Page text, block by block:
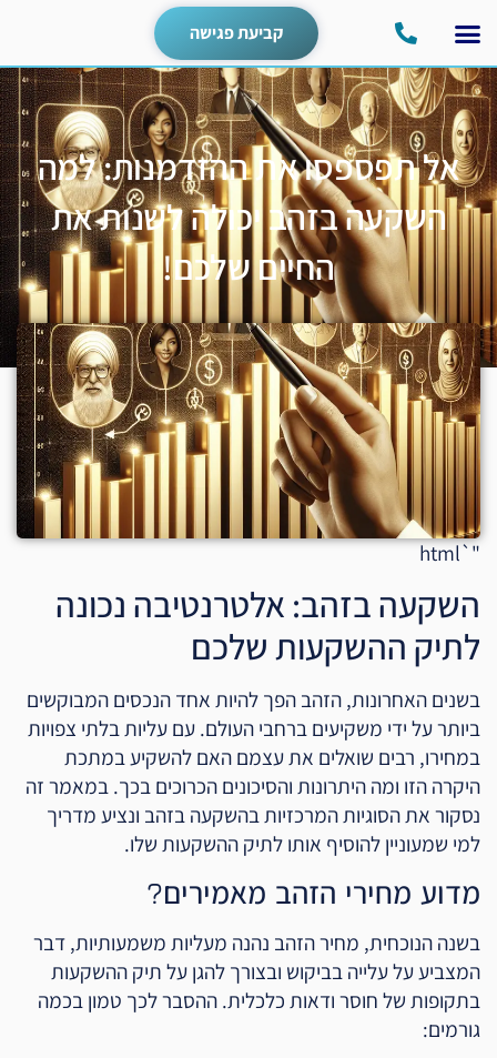
קביעת פגישה
אל תפספסו את ההזדמנות: למה
השקעה בזהב יכולה לשנות את
החיים שלכם!
"`html
השקעה בזהב: אלטרנטיבה נכונה
לתיק ההשקעות שלכם
בשנים האחרונות, הזהב הפך להיות אחד הנכסים המבוקשים
ביותר על ידי משקיעים ברחבי העולם. עם עליות בלתי צפויות
במחירו, רבים שואלים את עצמם האם להשקיע במתכת
היקרה הזו ומה היתרונות והסיכונים הכרוכים בכך. במאמר זה
נסקור את הסוגיות המרכזיות בהשקעה בזהב ונציע מדריך
למי שמעוניין להוסיף אותו לתיק ההשקעות שלו.
מדוע מחירי הזהב מאמירים?
בשנה הנוכחית, מחיר הזהב נהנה מעליות משמעותיות, דבר
המצביע על עלייה בביקוש ובצורך להגן על תיק ההשקעות
בתקופות של חוסר ודאות כלכלית. ההסבר לכך טמון בכמה
גורמים: